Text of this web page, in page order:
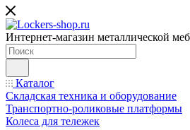
Интернет-магазин металлической
Каталог
Складская техника и оборудование
Транспортно-роликовые платформы
Колеса для тележек